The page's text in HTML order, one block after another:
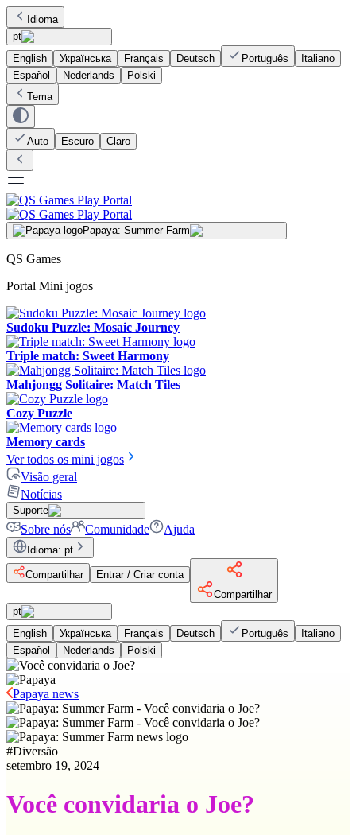
Idioma
pt
English
Українська Français Deutsch Português
Italiano
Español
Nederlands
Polski
Tema
Auto Escuro Claro
Papaya: Summer Farm
QS Games
Portal Mini jogos
Sudoku Puzzle: Mosaic Journey
Triple match: Sweet Harmony
Mahjongg Solitaire: Match Tiles
Cozy Puzzle
Memory cards
Ver todos os mini jogos
Visão geral
Notícias
Suporte
Sobre nós Comunidade Ajuda
Idioma: pt
Compartilhar
Entrar / Criar conta
Compartilhar
pt
English
Українська Français Deutsch Português
Italiano
Español
Nederlands Polski
Papaya news
#Diversão
setembro 19, 2024
Você convidaria o Joe?